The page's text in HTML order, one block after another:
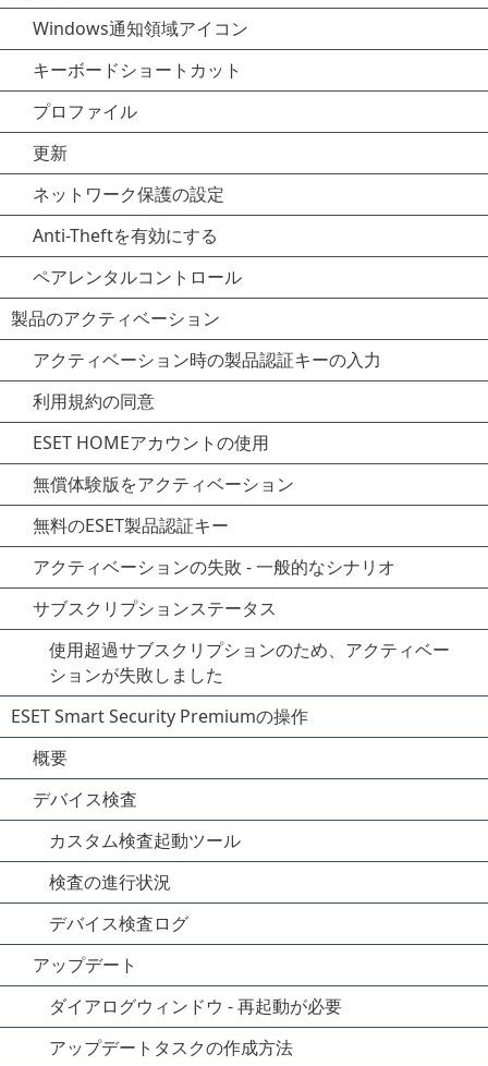
Windows通知領域アイコン
キーボードショートカット
プロファイル
更新
ネットワーク保護の設定
Anti-Theftを有効にする
ペアレンタルコントロール
製品のアクティベーション
アクティベーション時の製品認証キーの入力
利用規約の同意
ESET HOMEアカウントの使用
無償体験版をアクティベーション
無料のESET製品認証キー
アクティベーションの失敗 - 一般的なシナリオ
サブスクリプションステータス
使用超過サブスクリプションのため、アクティベー
ションが失敗しました
ESET Smart Security Premiumの操作
概要
デバイス検査
カスタム検査起動ツール
検査の進行状況
デバイス検査ログ
アップデート
ダイアログウィンドウ - 再起動が必要
アップデートタスクの作成方法